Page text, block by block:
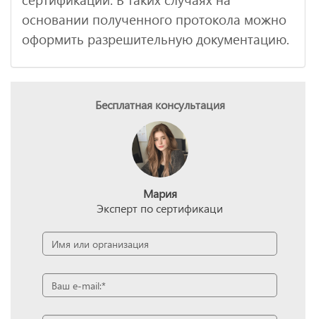
основании полученного протокола можно
оформить разрешительную документацию.
Бесплатная консультация
Мария
Эксперт по сертификаци